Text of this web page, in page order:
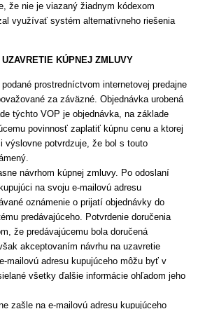
že nie je viazaný žiadnym kódexom
využívať systém alternatívneho riešenia
KÚPNEJ ZMLUVY
prostredníctvom internetovej predajne
za záväzné. Objednávka urobená
týchto VOP je objednávka, na základe
povinnosť zaplatiť kúpnu cenu a ktorej
výslovne potvrdzuje, že bol s touto
návrhom kúpnej zmluvy. Po odoslaní
na svoju e-mailovú adresu
oznámenie o prijatí objednávky do
predávajúceho. Potvrdenie doručenia
že predávajúcemu bola doručená
akceptovaním návrhu na uzavretie
mailovú adresu kupujúceho môžu byť v
všetky ďalšie informácie ohľadom jeho
zašle na e-mailovú adresu kupujúceho